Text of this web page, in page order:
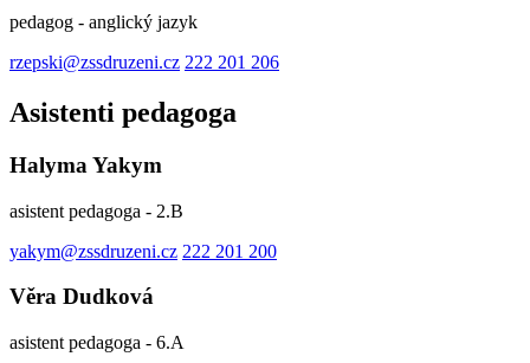
pedagog - anglický jazyk
rzepski@zssdruzeni.cz 222 201 206
Asistenti pedagoga
Halyma Yakym
asistent pedagoga - 2.B
yakym@zssdruzeni.cz 222 201 200
Věra Dudková
asistent pedagoga - 6.A